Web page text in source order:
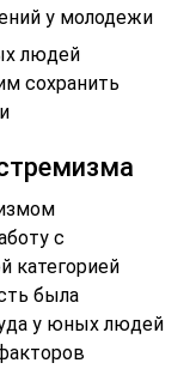
у молодежи
людей
сохранить
с
категорией
была
у юных людей